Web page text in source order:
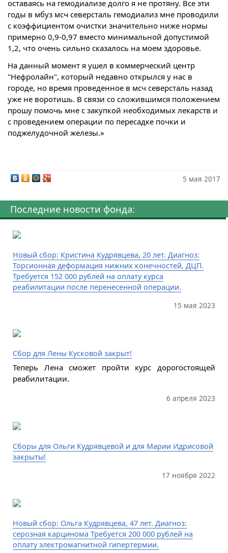
оставаясь на гемодиализе долго я не протяну. Все эти
годы в мбуз мсч северсталь гемодиализ мне проводили
с коэффициентом очистки значительно ниже нормы
примерно 0,9-0,97 вместо минимальной допустимой
1,2, что очень сильно сказалось на моем здоровье.
На данный момент я ушел в коммерческий центр
"Нефролайн", который недавно открылся у нас в
городе, но время проведенное в мсч северсталь назад
уже не воротишь. В связи со сложившимся положением
прошу помочь мне с закупкой необходимых лекарств и
с проведением операции по пересадке почки и
поджелудочной железы.»
5 мая 2017
Последние новости фонда:
Новый сбор: Кристина Кудрявцева, 20 лет. Диагноз:
Торсионная деформация нижних конечностей, ДЦП.
Требуется 152 000 рублей на оплату курса
реабилитации после перенесенной операции.
15 мая 2023
Сбор для Лены Кусковой закрыт!
Теперь Лена сможет пройти курс дорогостоящей
реабилитации.
6 апреля 2023
Сборы для Ольги Кудрявцевой и для Марии Идрисовой
закрыты!
17 ноября 2022
Новый сбор: Ольга Кудрявцева, 47 лет. Диагноз:
серозная карцинома Требуется 200 000 рублей на
оплату электромагнитной гипертермии.